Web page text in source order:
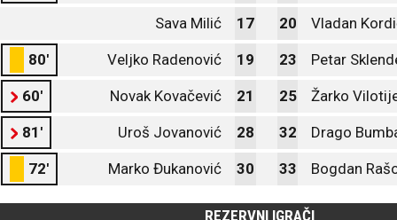
Sava Milić 17 20 Vladan
80' Veljko Radenović 19 23 Petar
60' Novak Kovačević 21 25 Žarko
81' Uroš Jovanović 28 32 Drago
72' Marko Đukanović 30 33 Bogdan
REZERVNI IGRAČI